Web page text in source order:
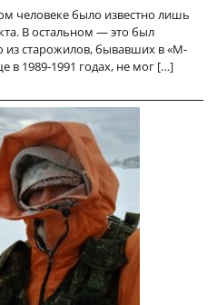
человеке было известно лишь
В остальном — это был
из старожилов, бывавших в «М-
в 1989-1991 годах, не мог […]